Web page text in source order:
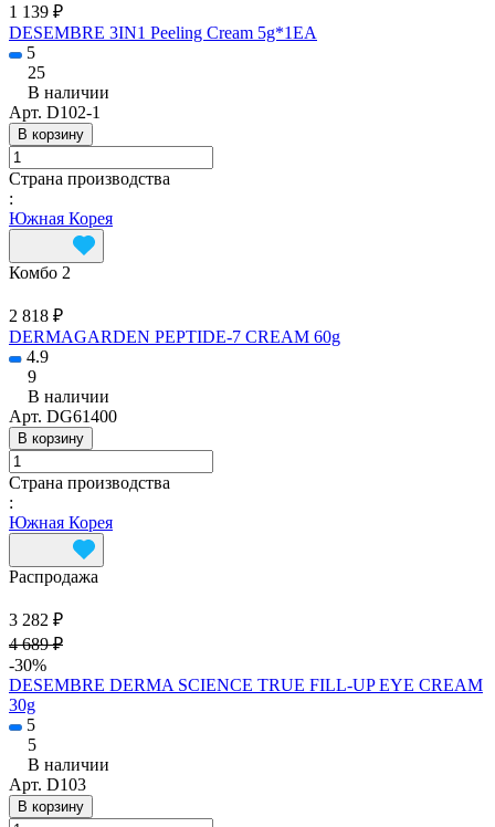
1 139 ₽
DESEMBRE 3IN1 Peeling Cream 5g*1EA
5
25
В наличии
Арт. D102-1
В корзину
Страна производства
:
Южная Корея
Комбо 2
2 818 ₽
DERMAGARDEN PEPTIDE-7 CREAM 60g
4.9
9
В наличии
Арт. DG61400
В корзину
Страна производства
:
Южная Корея
Распродажа
3 282 ₽
4 689 ₽
-30%
DESEMBRE DERMA SCIENCE TRUE FILL-UP EYE CREAM
30g
5
5
В наличии
Арт. D103
В корзину